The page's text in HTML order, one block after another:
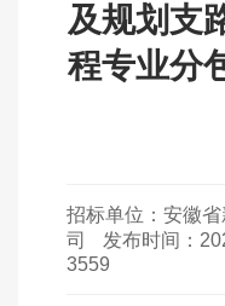
及规划支
程专业分
招标单位： 安徽
司
发布时间：
3559